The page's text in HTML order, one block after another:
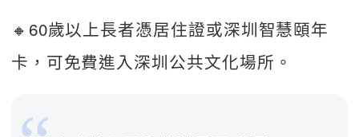
🔸60歲以上長者憑居住證或深圳智慧頤年
卡，可免費進入深圳公共文化場所。